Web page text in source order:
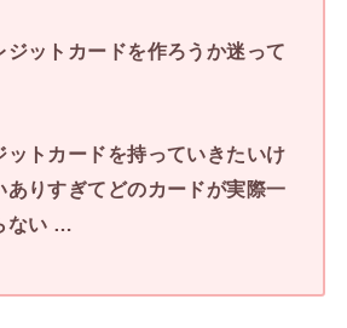
ジットカードを作ろうか迷って
ットカードを持っていきたいけ
ありすぎてどのカードが実際一
ない …